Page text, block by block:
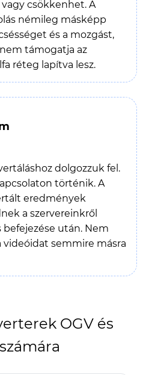
csökkenhet. A
némileg másképp
és a mozgást,
támogatja az
réteg lapítva lesz.
dolgozzuk fel.
történik. A
eredmények
a szervereinkről
után. Nem
videóidat semmire másra
OGV és